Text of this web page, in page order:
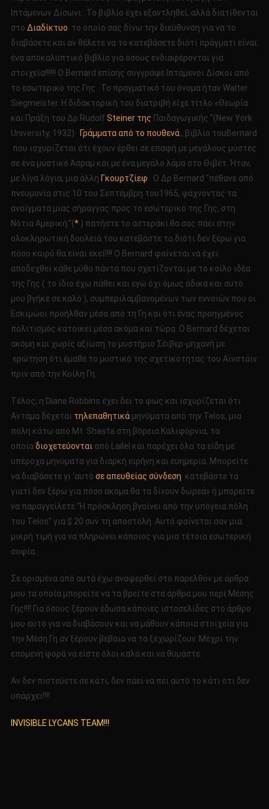
Ιπτάμενων Δίσωνι . Το βιβλίο έχει εξαντληθεί, αλλά διατίθενται
στο Διαδίκτυο το οποίο σας δίνω την διεύθυνση για να το
διαβάσετε και αν θέλετε να το κατεβάσετε διότι πράγματι είναι
ένα αποκαλυπτικό βιβλίο για όσους ενδιαφέρονται για
στοιχεία!!!!!! Ο Bernard επίσης συγγράψε Ιπτάμενοι Δίσκοι από
το εσωτερικό της Γης . Το πραγματικό του όνομα ήταν Walter
Siegmeister. Η διδακτορική του διατριβή είχε τίτλο «Θεωρία
και Πράξη του Δρ Rudolf Steiner της Παιδαγωγικής “(New York
University, 1932).
Γράμματα από το πουθενά, βιβλίο τουBernard
που ισχυρίζεται ότι έχουν έρθει σε επαφή με μεγάλους μύστες
σε ένα μυστικό Άσραμ και με ένα μεγάλο λάμα στο Θιβέτ. Ήταν,
με λίγα λόγια, μια άλλη Γκουρτζίεφ . Ο Δρ Bernard “πέθανε από
πνευμονία στις 10 του Σεπτέμβρη του1965, ψάχνοντας τα
ανοίγματα μιας σήραγγας προς το εσωτερικό της Γης, στη
Νότια Αμερική.”(*) πατήστε το αστεράκι θα σας πάει στην
ολοκληρωτική δουλειά του κατεβάστε τα διότι δεν ξέρω για
πόσο καιρό θα είναι εκεί!!!! Ο Bernard φαίνεται να έχει
αποδεχθεί κάθε μύθο πάντα που σχετίζονται με το κοίλο ιδέα
της Γης ( το ίδιο έχω πάθει και εγώ όχι όμως άδικα και αυτό
μου βγήκε σε καλό ), συμπεριλαμβανομένων των εννοιών που οι
Εσκιμώοι προήλθαν μέσα από τη Γη και ότι ένας προηγμένος
πολιτισμός κατοικεί μέσα ακόμα και τώρα. Ο Bernard δέχεται
ακόμη και χωρίς αξίωση το μυστήριο Σέιβερ-μηχανή με
ερώτηση ότι έμαθε το μυστικό της σχετικότητας του Αϊνστάιν
πριν από την Κοίλη Γη.
Τέλος, η Diane Robbins έχει δει το φως και ισχυρίζεται ότι
Αντάμα δέχεται τηλεπαθητικάμηνύματα από την Telos, μια
πόλη κάτω από Mt. Shasta στη βόρεια Καλιφόρνια, τα
οποία διοχετεύονται από Lailel και παρέχει όλα τα είδη με
υπέροχα μηνύματα για διαρκή ειρήνη και ευημερία. Μπορείτε
να διαβάσετε γι ‘αυτό σε απευθείας σύνδεση κατεβάστε τα
γιατί δεν ξέρω για πόσο ακόμα θα τα δίνουν δωρεάν ή μπορείτε
να παραγγείλετε “Η πρόσκληση βγαίνει από την υπόγεια πόλη
του Telos” για $ 20 συν τη αποστολή. Αυτό φαίνεται σαν μια
μικρή τιμή για να πληρώνει κάποιος για μια τέτοια εσωτερική
σοφία.
Σε ορισμένα από αυτά έχω αναφερθεί στο παρελθόν με άρθρα
μου τα οποία μπορείτε να τα βρείτε στα άρθρα μου περί Μέσης
Γης!!!! Για όσους ξέρουν έδωσα κάποιες ιστοσελίδες στο άρθρο
μου αυτό για να διαβάσουν και να μάθουν κάποια στοιχεία για
την Μέση Γη αν ξέρουν βέβαια να τα ξεχωρίζουν. Μέχρι την
επόμενη φορά να είστε όλοι καλά και να θυμάστε.
Αν δεν πιστεύετε σε κάτι, δεν πάει να πει αυτό το κάτι ότι δεν
υπάρχει!!!!
INVISIBLE LYCANS TEAM!!!